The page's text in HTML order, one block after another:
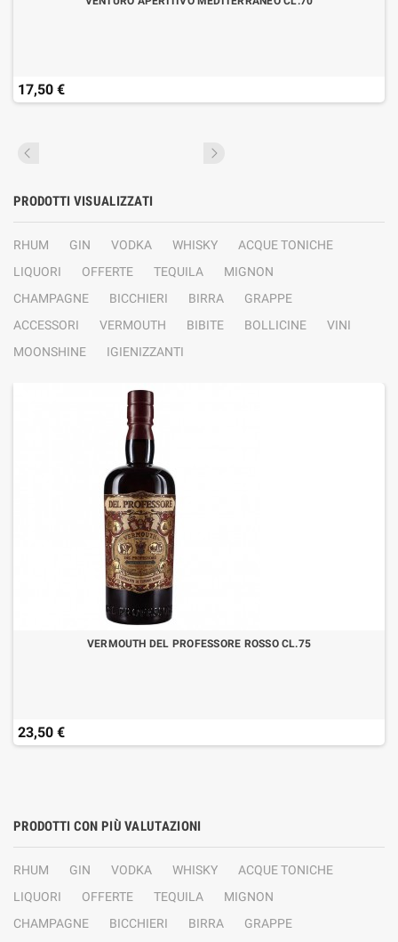
17,50 €
PRODOTTI VISUALIZZATI
RHUM GIN VODKA WHISKY
ACQUE TONICHE
LIQUORI
OFFERTE TEQUILA
MIGNON
CHAMPAGNE
BICCHIERI BIRRA
GRAPPE
ACCESSORI
VERMOUTH BIBITE BOLLICINE
VINI
MOONSHINE
IGIENIZZANTI
VERMOUTH DEL PROFESSORE ROSSO CL.75
23,50 €
PRODOTTI CON PIÙ VALUTAZIONI
RHUM GIN VODKA WHISKY
ACQUE TONICHE
LIQUORI
OFFERTE TEQUILA
MIGNON
CHAMPAGNE
BICCHIERI BIRRA
GRAPPE